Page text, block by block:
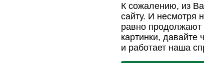
К сожалению, из
сайту. И несмотря
равно продолжают
картинки,
и работает наша